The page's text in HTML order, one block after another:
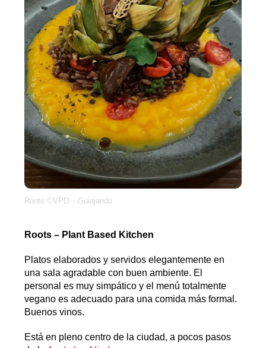
Roots ©VPD – Guiajando
Roots – Plant Based Kitchen
Platos elaborados y servidos elegantemente en
una sala agradable con buen ambiente. El
personal es muy simpático y el menú totalmente
vegano es adecuado para una comida más formal.
Buenos vinos.
Está en pleno centro de la ciudad, a pocos pasos